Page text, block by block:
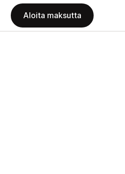
Aloita maksutta